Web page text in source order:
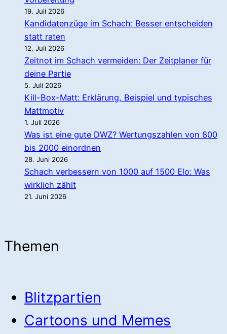
19. Juli 2026
Kandidatenzüge im Schach: Besser entscheiden
statt raten
12. Juli 2026
Zeitnot im Schach vermeiden: Der Zeitplaner für
deine Partie
5. Juli 2026
Kill-Box-Matt: Erklärung, Beispiel und typisches
Mattmotiv
1. Juli 2026
Was ist eine gute DWZ? Wertungszahlen von 800
bis 2000 einordnen
28. Juni 2026
Schach verbessern von 1000 auf 1500 Elo: Was
wirklich zählt
21. Juni 2026
Themen
Blitzpartien
Cartoons und Memes